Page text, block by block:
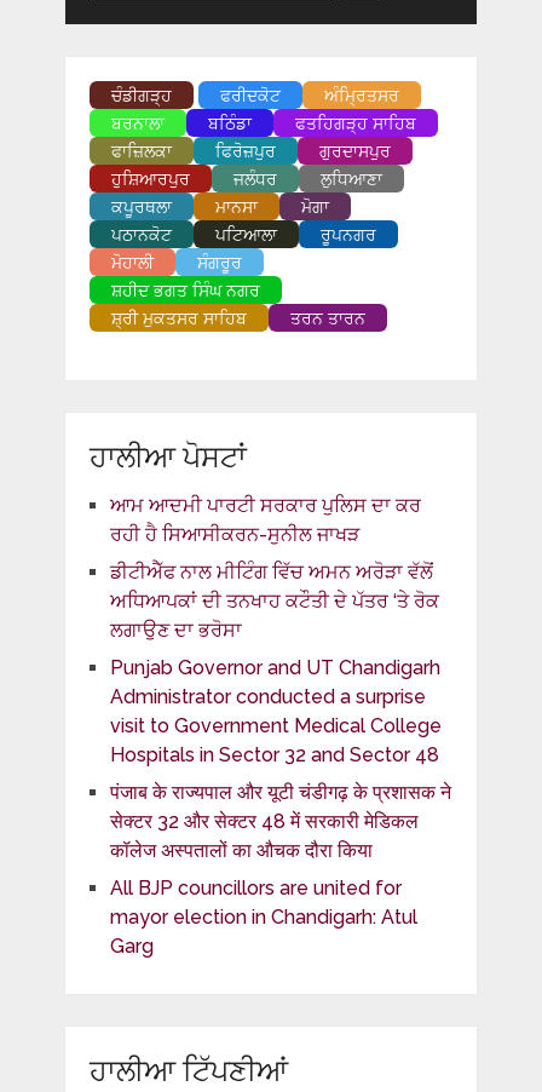
ਚੰਡੀਗੜ੍ਹ ਫਰੀਦਕੋਟ
ਅੰਮ੍ਰਿਤਸਰ
ਬਰਨਾਲਾ
ਬਠਿੰਡਾ
ਫਤਹਿਗੜ੍ਹ ਸਾਹਿਬ
ਫਾਜ਼ਿਲਕਾ
ਫਿਰੋਜ਼ਪੁਰ
ਗੁਰਦਾਸਪੁਰ
ਹੁਸ਼ਿਆਰਪੁਰ
ਜਲੰਧਰ
ਲੁਧਿਆਣਾ
ਕਪੂਰਥਲਾ
ਮਾਨਸਾ
ਮੋਗਾ
ਪਠਾਨਕੋਟ
ਪਟਿਆਲਾ
ਰੂਪਨਗਰ
ਮੋਹਾਲੀ
ਸੰਗਰੂਰ
ਸ਼ਹੀਦ ਭਗਤ ਸਿੰਘ ਨਗਰ
ਸ਼੍ਰੀ ਮੁਕਤਸਰ ਸਾਹਿਬ
ਤਰਨ ਤਾਰਨ
ਹਾਲੀਆ ਪੋਸਟਾਂ
ਆਮ ਆਦਮੀ ਪਾਰਟੀ ਸਰਕਾਰ ਪੁਲਿਸ ਦਾ ਕਰ
ਰਹੀ ਹੈ ਸਿਆਸੀਕਰਨ-ਸੁਨੀਲ ਜਾਖੜ
ਡੀਟੀਐੱਫ ਨਾਲ ਮੀਟਿੰਗ ਵਿੱਚ ਅਮਨ ਅਰੋੜਾ ਵੱਲੋਂ
ਅਧਿਆਪਕਾਂ ਦੀ ਤਨਖਾਹ ਕਟੌਤੀ ਦੇ ਪੱਤਰ ‘ਤੇ ਰੋਕ
ਲਗਾਉਣ ਦਾ ਭਰੋਸਾ
Punjab Governor and UT Chandigarh
Administrator conducted a surprise
visit to Government Medical College
Hospitals in Sector 32 and Sector 48
पंजाब के राज्यपाल और यूटी चंडीगढ़ के प्रशासक ने
सेक्टर 32 और सेक्टर 48 में सरकारी मेडिकल
कॉलेज अस्पतालों का औचक दौरा किया
All BJP councillors are united for
mayor election in Chandigarh: Atul
Garg
ਹਾਲੀਆ ਟਿੱਪਣੀਆਂ